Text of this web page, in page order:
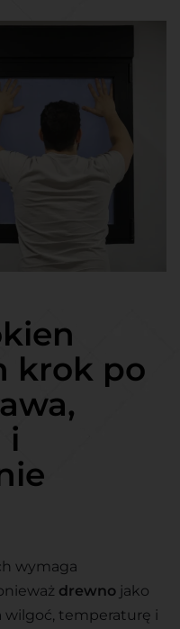
krok po
i
wymaga
drewno jako
wilgoć, temperaturę i